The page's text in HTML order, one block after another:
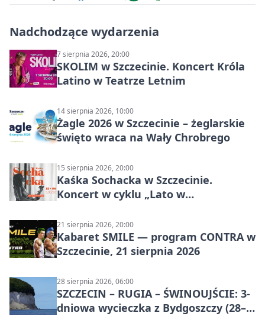
Nadchodzące wydarzenia
7 sierpnia 2026, 20:00
SKOLIM w Szczecinie. Koncert Króla
Latino w Teatrze Letnim
14 sierpnia 2026, 10:00
Żagle 2026 w Szczecinie – żeglarskie
święto wraca na Wały Chrobrego
15 sierpnia 2026, 20:00
Kaśka Sochacka w Szczecinie.
Koncert w cyklu „Lato w
21 sierpnia 2026, 20:00
Kabaret SMILE — program CONTRA w
Szczecinie, 21 sierpnia 2026
28 sierpnia 2026, 06:00
SZCZECIN – RUGIA – ŚWINOUJŚCIE: 3-
dniowa wycieczka z Bydgoszczy (28–